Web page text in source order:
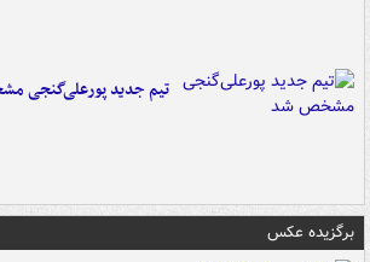
تیم جدید پورعلی‌گنجی
برگزیده عکس